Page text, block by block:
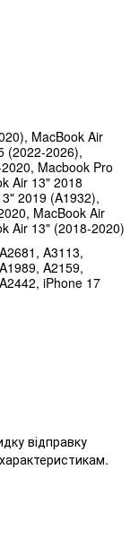
MacBook Air
(2022-2026),
Macbook Pro
Air 13" 2018
2019 (A1932),
MacBook Air
Air 13" (2018-2020)
A3113,
A2159,
iPhone 17
відправку